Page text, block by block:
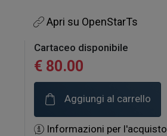
Apri su OpenStarTs
Cartaceo disponibile
€ 80.00
Aggiungi al carrello
Informazioni per l'acquisto